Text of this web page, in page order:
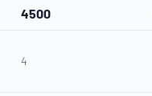
4500
4